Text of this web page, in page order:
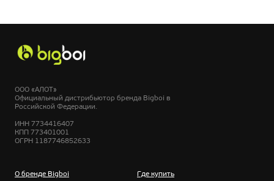
ООО «АЛОТ»
Официальный дистрибьютор бренда Bigboi в
Российской Федерации.
ИНН 7734416407
КПП 773401001
ОГРН 1187746852633
О бренде Bigboi Где купить